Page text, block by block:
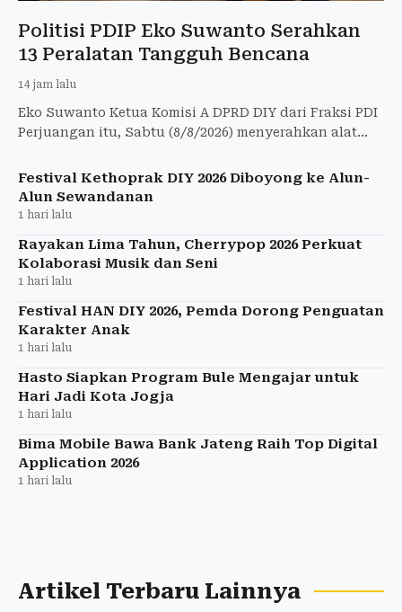
Politisi PDIP Eko Suwanto Serahkan
13 Peralatan Tangguh Bencana
14 jam lalu
Eko Suwanto Ketua Komisi A DPRD DIY dari Fraksi PDI
Perjuangan itu, Sabtu (8/8/2026) menyerahkan alat
Jogja.
Festival Kethoprak DIY 2026 Diboyong ke Alun-
Alun Sewandanan
1 hari lalu
Rayakan Lima Tahun, Cherrypop 2026 Perkuat
Kolaborasi Musik dan Seni
1 hari lalu
Festival HAN DIY 2026, Pemda Dorong Penguatan
Karakter Anak
1 hari lalu
Hasto Siapkan Program Bule Mengajar untuk
Hari Jadi Kota Jogja
1 hari lalu
Bima Mobile Bawa Bank Jateng Raih Top Digital
Application 2026
1 hari lalu
Artikel Terbaru Lainnya